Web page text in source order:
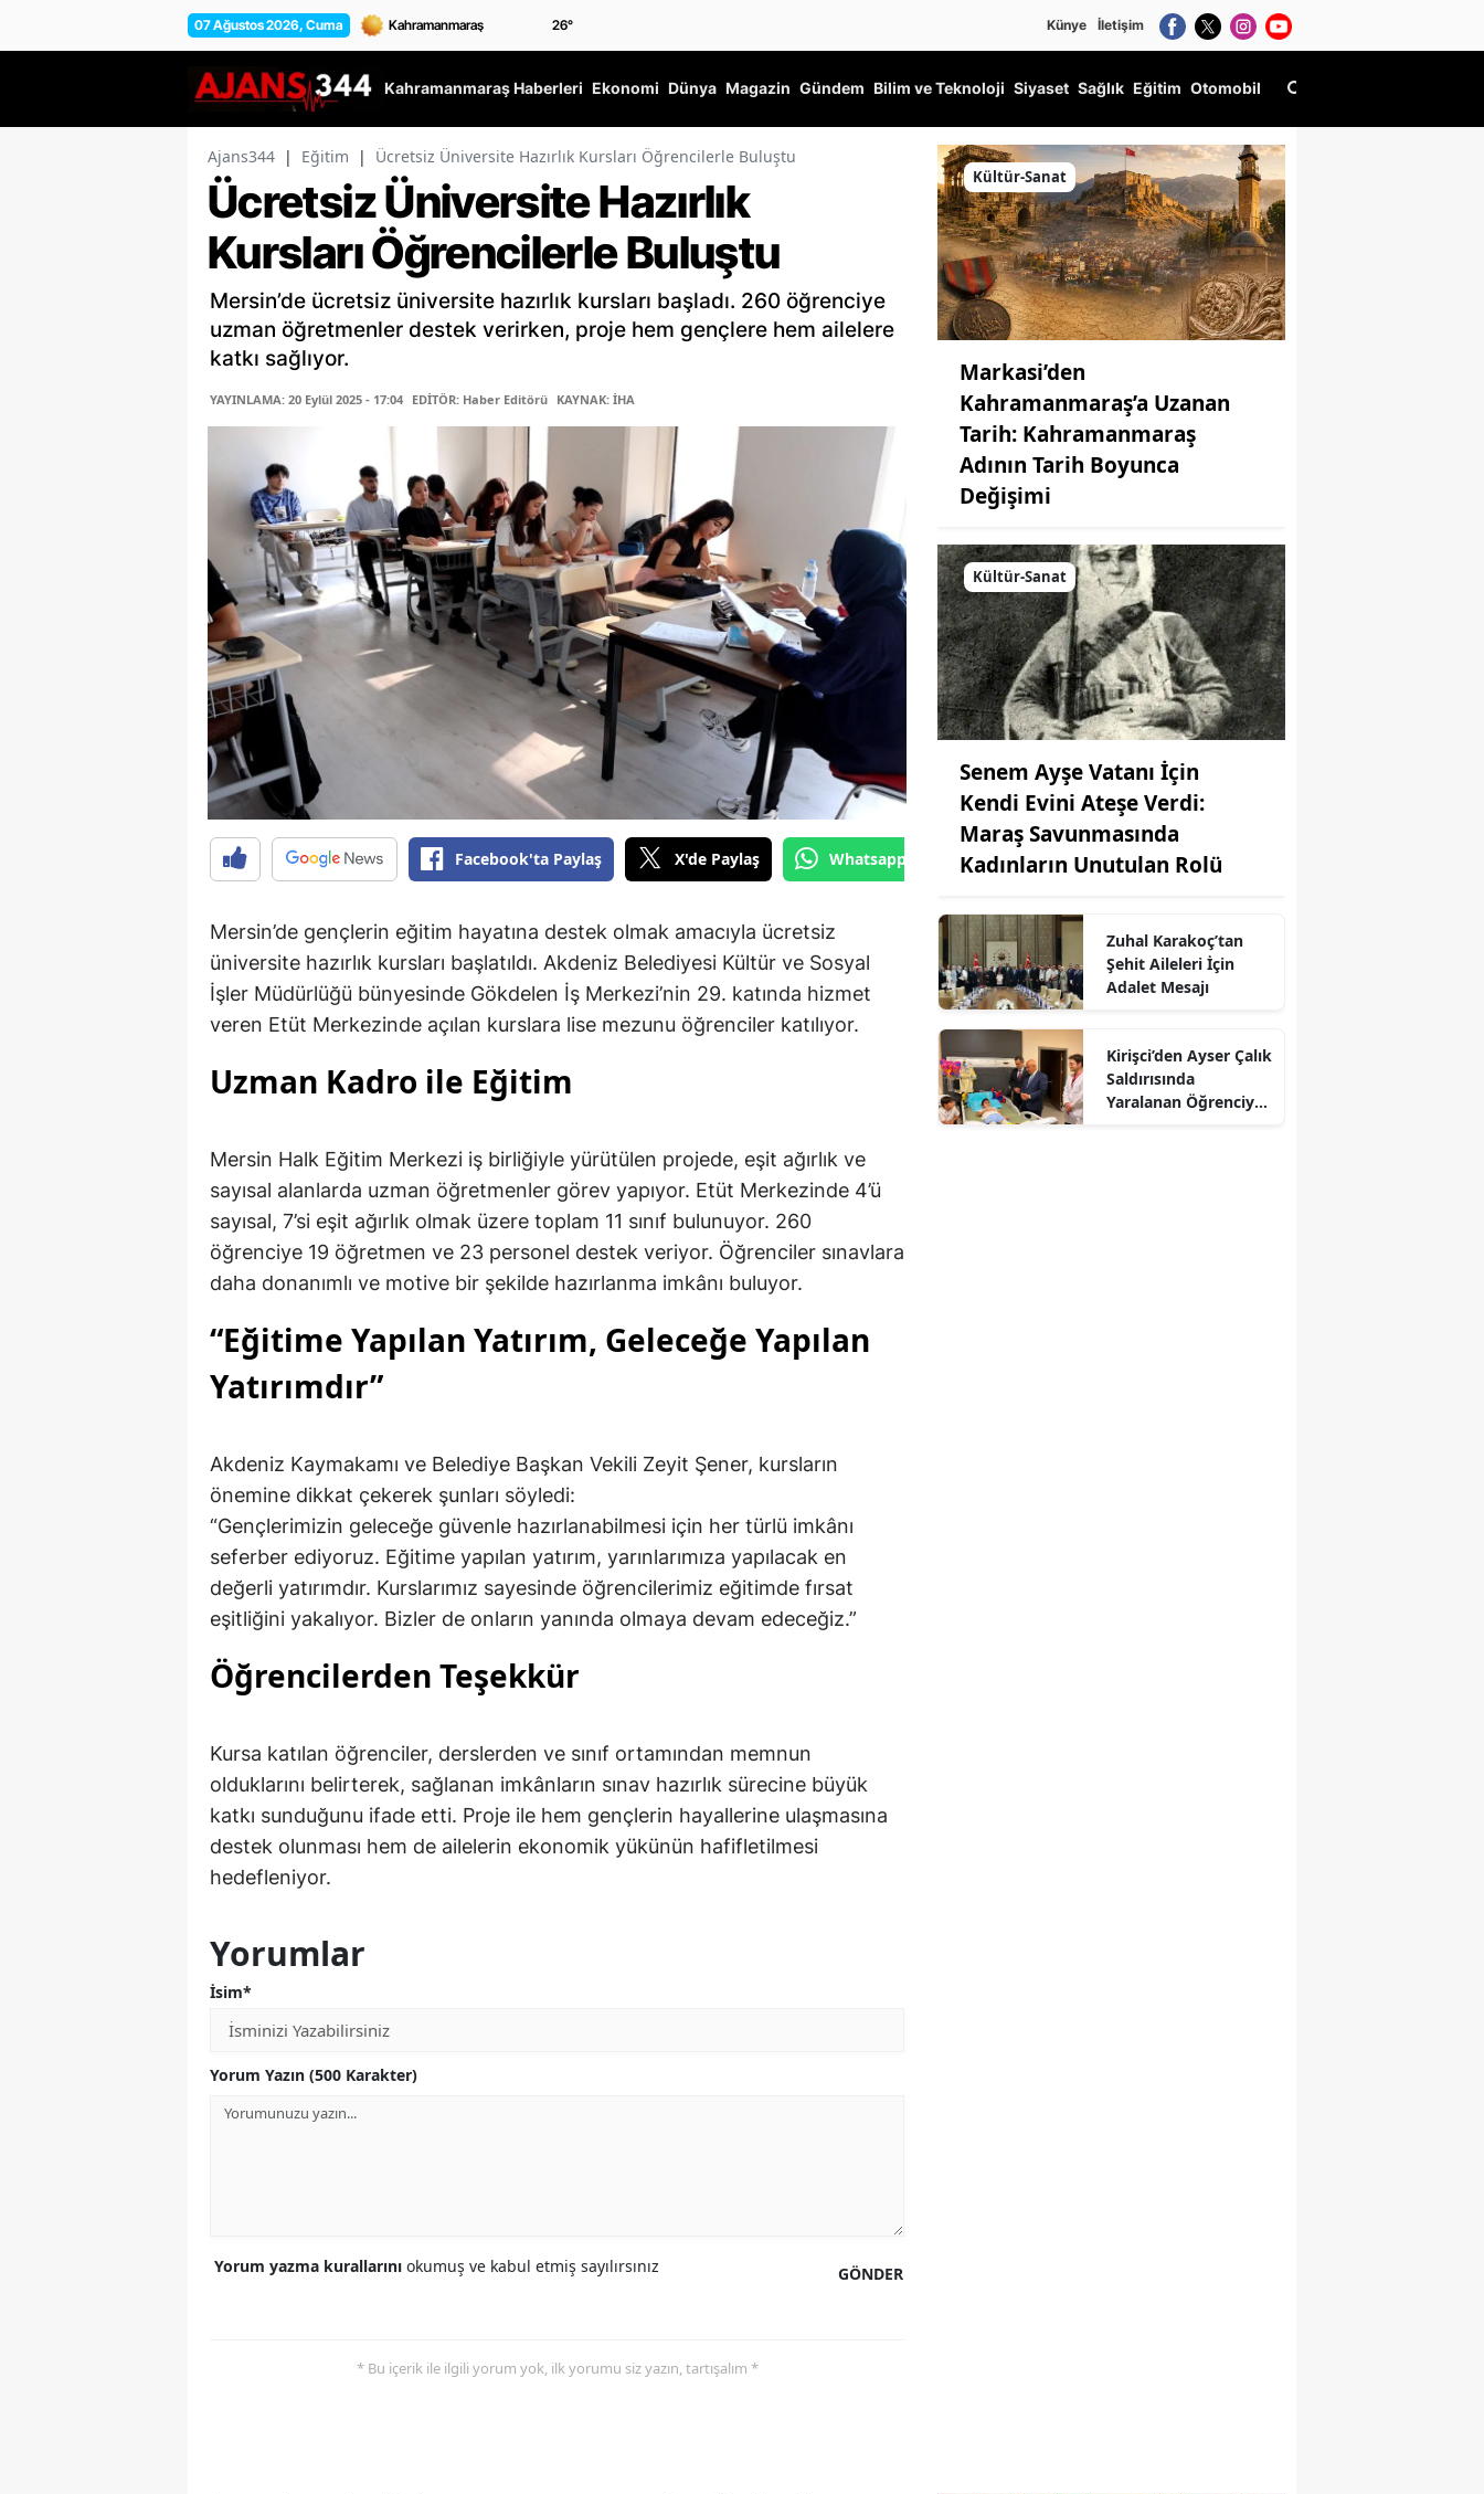
07 Ağustos 2026, Cuma 26° Künye İletişim
Kahramanmaraş Haberleri Ekonomi Dünya Magazin Gündem Bilim ve Teknoloji Siyaset Sağlık Eğitim Otomobil
Ajans344 | Eğitim | Ücretsiz Üniversite Hazırlık Kursları Öğrencilerle Buluştu
Ücretsiz Üniversite Hazırlık
Kursları Öğrencilerle Buluştu
Mersin’de ücretsiz üniversite hazırlık kursları başladı. 260 öğrenciye
uzman öğretmenler destek verirken, proje hem gençlere hem ailelere
katkı sağlıyor.
YAYINLAMA: 20 Eylül 2025 - 17:04 EDİTÖR: Haber Editörü KAYNAK: İHA
Facebook'ta Paylaş X'de Paylaş Whatsapp'tan Gönder
Mersin’de gençlerin eğitim hayatına destek olmak amacıyla ücretsiz
üniversite hazırlık kursları başlatıldı. Akdeniz Belediyesi Kültür ve Sosyal
İşler Müdürlüğü bünyesinde Gökdelen İş Merkezi’nin 29. katında hizmet
veren Etüt Merkezinde açılan kurslara lise mezunu öğrenciler katılıyor.
Uzman Kadro ile Eğitim
Mersin Halk Eğitim Merkezi iş birliğiyle yürütülen projede, eşit ağırlık ve
sayısal alanlarda uzman öğretmenler görev yapıyor. Etüt Merkezinde 4’ü
sayısal, 7’si eşit ağırlık olmak üzere toplam 11 sınıf bulunuyor. 260
öğrenciye 19 öğretmen ve 23 personel destek veriyor. Öğrenciler sınavlara
daha donanımlı ve motive bir şekilde hazırlanma imkânı buluyor.
“Eğitime Yapılan Yatırım, Geleceğe Yapılan
Yatırımdır”
Akdeniz Kaymakamı ve Belediye Başkan Vekili Zeyit Şener, kursların
önemine dikkat çekerek şunları söyledi:
“Gençlerimizin geleceğe güvenle hazırlanabilmesi için her türlü imkânı
seferber ediyoruz. Eğitime yapılan yatırım, yarınlarımıza yapılacak en
değerli yatırımdır. Kurslarımız sayesinde öğrencilerimiz eğitimde fırsat
eşitliğini yakalıyor. Bizler de onların yanında olmaya devam edeceğiz.”
Öğrencilerden Teşekkür
Kursa katılan öğrenciler, derslerden ve sınıf ortamından memnun
olduklarını belirterek, sağlanan imkânların sınav hazırlık sürecine büyük
katkı sunduğunu ifade etti. Proje ile hem gençlerin hayallerine ulaşmasına
destek olunması hem de ailelerin ekonomik yükünün hafifletilmesi
hedefleniyor.
Yorumlar
İsim*
Yorum Yazın (500 Karakter)
GÖNDER
Yorum yazma kurallarını okumuş ve kabul etmiş sayılırsınız
* Bu içerik ile ilgili yorum yok, ilk yorumu siz yazın, tartışalım *
Kültür-Sanat
Markasi’den
Kahramanmaraş’a Uzanan
Tarih: Kahramanmaraş
Adının Tarih Boyunca
Değişimi
Kültür-Sanat
Senem Ayşe Vatanı İçin
Kendi Evini Ateşe Verdi:
Maraş Savunmasında
Kadınların Unutulan Rolü
Zuhal Karakoç’tan
Şehit Aileleri İçin
Adalet Mesajı
Kirişci’den Ayser Çalık
Saldırısında
Yaralanan Öğrenciye